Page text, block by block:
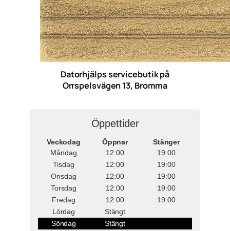
Datorhjälps servicebutik på
Orrspelsvägen 13, Bromma
Öppettider
Veckodag Öppnar
Stänger
Måndag
12:00
19:00
Tisdag
12:00
19:00
Onsdag
12:00
19:00
Torsdag
12:00
19:00
Fredag
12:00
19:00
Lördag
Stängt
Söndag
Stängt